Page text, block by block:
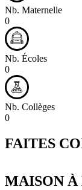
Nb. Maternelle
0
Nb. Écoles
0
Nb. Collèges
0
FAITES
MAISON À